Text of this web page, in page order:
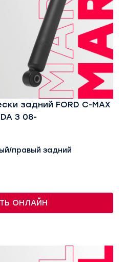
задний FORD C-MAX
3 08-
правый задний
ОНЛАЙН